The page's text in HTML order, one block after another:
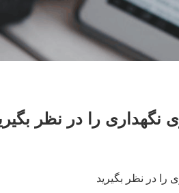
را در نظر
را در نظر بگیرید